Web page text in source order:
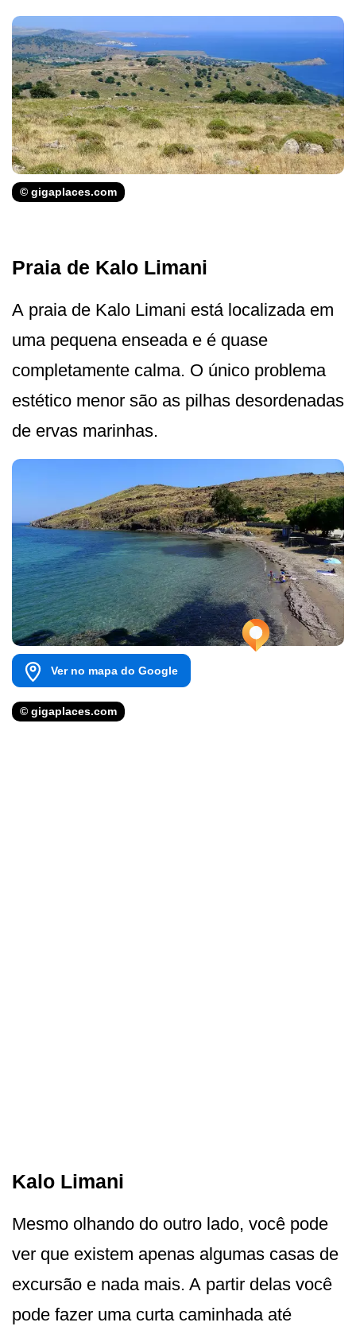
© gigaplaces.com
Praia de Kalo Limani
A praia de Kalo Limani está localizada em
uma pequena enseada e é quase
completamente calma. O único problema
estético menor são as pilhas desordenadas
de ervas marinhas.
Ver no mapa do Google
© gigaplaces.com
Kalo Limani
Mesmo olhando do outro lado, você pode
ver que existem apenas algumas casas de
excursão e nada mais. A partir delas você
pode fazer uma curta caminhada até